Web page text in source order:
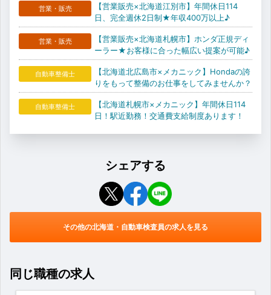
営業・販売
【営業販売×北海道江別市】年間休日114
日、完全週休2日制★年収400万以上♪
営業・販売
【営業販売×北海道札幌市】ホンダ正規ディ
ーラー★お客様に合った幅広い提案が可能♪
自動車整備士
【北海道北広島市×メカニック】Hondaの誇
りをもって整備のお仕事をしてみませんか？
自動車整備士
【北海道札幌市×メカニック】年間休日114
日！駅近勤務！交通費支給制度あります！
シェアする
その他の北海道・自動車検査員の求人を見る
同じ職種の求人